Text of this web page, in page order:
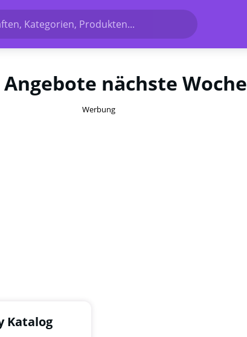
Kategorien, Produkten...
nächste Woche
Werbung
Katalog